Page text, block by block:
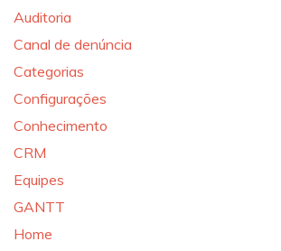
Auditoria
Canal de denúncia
Categorias
Configurações
Conhecimento
CRM
Equipes
GANTT
Home